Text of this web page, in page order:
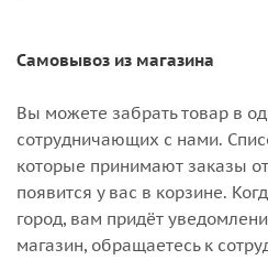
Самовывоз из магазина
Вы можете забрать товар в
сотрудничающих с нами.
которые принимают заказы
появится у вас в корзине.
город, вам придёт
магазин, обращаетесь к